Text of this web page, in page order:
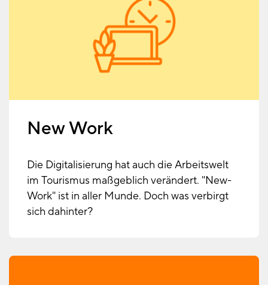
New Work
Die Digitalisierung hat auch die Arbeitswelt
im Tourismus maßgeblich verändert. "New-
Work" ist in aller Munde. Doch was verbirgt
sich dahinter?